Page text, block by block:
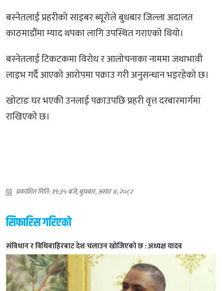
बस्नेतलाई प्रहरीको साइबर ब्यूरोले बुधबार जिल्ला अदालत
काठमाडौंमा म्याद थपका लागि उपस्थित गराएको थियो।
बस्नेतलाई टिकटकमा विरोध र आलोचनाका नाममा जथाभावी
लाइभ गर्दै आएको आरोपमा पक्राउ गरी अनुसन्धान भइरहेको छ।
खोटाङ घर भएकी उनलाई पक्राउपछि प्रहरी वृत्त दरबारमार्गमा
राखिएको छ।
प्रकाशित मिति: १९:३५ बजे, बुधबार, असार ४, २०८२
सिफारिस गरिएको
संविधान र विधिबाहिरबाट देश चलाउन खोजिएको छ : अध्यक्ष यादव